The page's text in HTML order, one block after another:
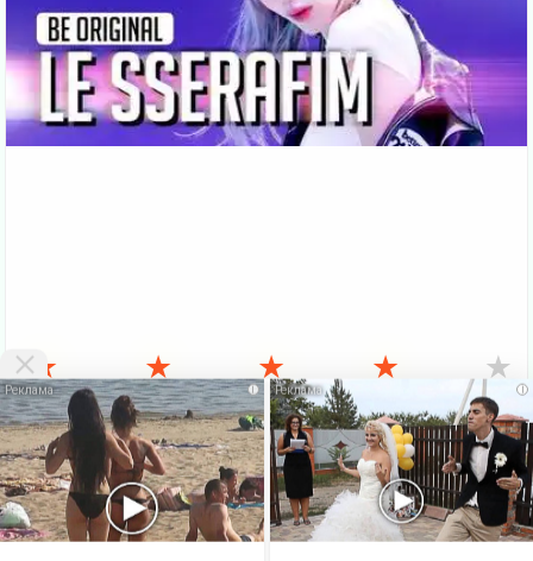
★ ★ ★ ★ ★
VKlipe.org - здесь можноскачать клипы бесплатнои смотреть клипы
онлайн без регистрации. На этой странице Вы можете Скачать
бесплатно
или посмотреть этот клип онлайн. Также есть много
других, не менее интересных клипов русских и зарубежных
исполнителей. Вверху сайта есть меню, где можно выбрать жанр
клипа. Бесплатныеновые клипыможно скачать бесплатно и без
регистрации. Если ваша скорость больше 1Мбит - Вы можете
i i